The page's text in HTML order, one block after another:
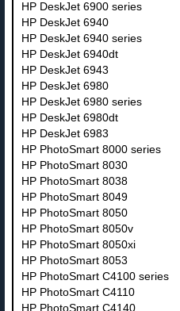
HP DeskJet 6900 series
HP DeskJet 6940
HP DeskJet 6940 series
HP DeskJet 6940dt
HP DeskJet 6943
HP DeskJet 6980
HP DeskJet 6980 series
HP DeskJet 6980dt
HP DeskJet 6983
HP PhotoSmart 8000 series
HP PhotoSmart 8030
HP PhotoSmart 8038
HP PhotoSmart 8049
HP PhotoSmart 8050
HP PhotoSmart 8050v
HP PhotoSmart 8050xi
HP PhotoSmart 8053
HP PhotoSmart C4100 series
HP PhotoSmart C4110
HP PhotoSmart C4140